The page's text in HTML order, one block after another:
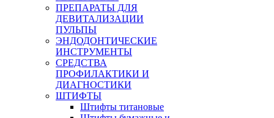
ПРЕПАРАТЫ ДЛЯ
ДЕВИТАЛИЗАЦИИ
ПУЛЬПЫ
ЭНДОДОНТИЧЕСКИЕ
ИНСТРУМЕНТЫ
СРЕДСТВА
ПРОФИЛАКТИКИ И
ДИАГНОСТИКИ
ШТИФТЫ
Штифты титановые